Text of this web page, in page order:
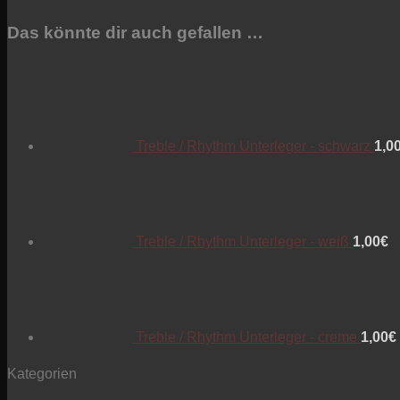
Das könnte dir auch gefallen …
Treble / Rhythm Unterleger - schwarz
Treble / Rhythm Unterleger - weiß 1,00€
Treble / Rhythm Unterleger - creme 1,00€
Kategorien